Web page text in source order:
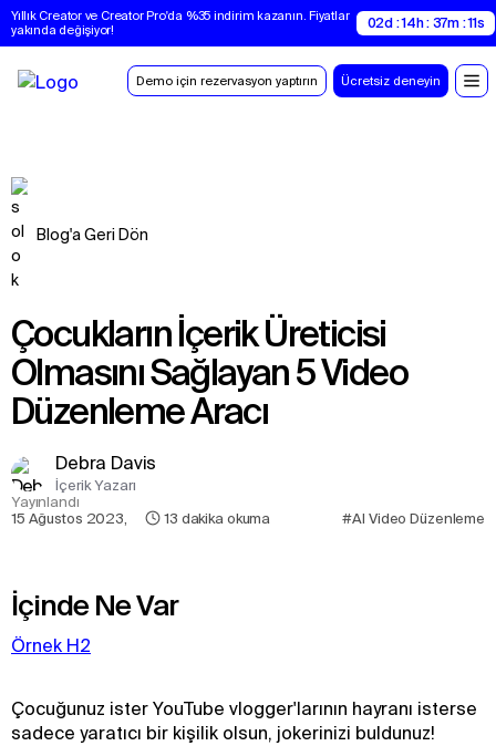
Yıllık Creator ve Creator Pro'da %35 indirim kazanın. Fiyatlar
yakında değişiyor!
02d : 14h : 37m : 10s
Demo için rezervasyon yaptırın Ücretsiz deneyin
Blog'a Geri Dön
Çocukların İçerik Üreticisi
Olmasını Sağlayan 5 Video
Düzenleme Aracı
Debra Davis
İçerik Yazarı
Yayınlandı
15 Ağustos 2023, 13 dakika okuma #AI Video Düzenleme
İçinde Ne Var
Örnek H2
Çocuğunuz ister YouTube vlogger'larının hayranı isterse
sadece yaratıcı bir kişilik olsun, jokerinizi buldunuz!